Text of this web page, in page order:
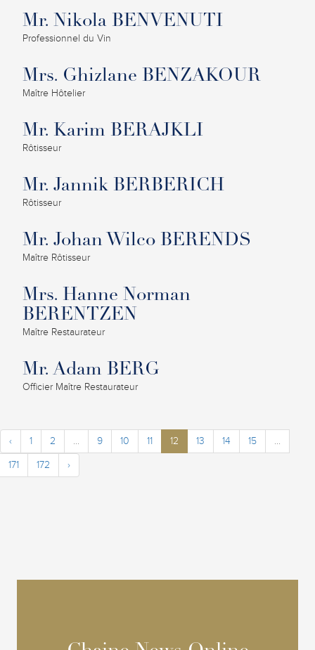
Mr. Nikola BENVENUTI
Professionnel du Vin
Mrs. Ghizlane BENZAKOUR
Maître Hôtelier
Mr. Karim BERAJKLI
Rôtisseur
Mr. Jannik BERBERICH
Rôtisseur
Mr. Johan Wilco BERENDS
Maître Rôtisseur
Mrs. Hanne Norman
BERENTZEN
Maître Restaurateur
Mr. Adam BERG
Officier Maître Restaurateur
‹ 1 2 ... 9 10 11 12 13 14 15
...
171
172 ›